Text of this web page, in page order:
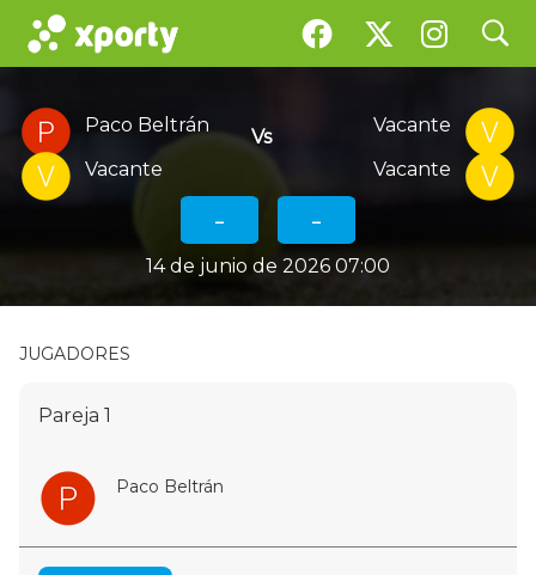
search
Partido de Pádel
Participar
Partido de Pádel
Paco Beltrán
Vacante
Vs
Vacante
Vacante
- -
14 de junio de 2026 07:00
JUGADORES
Pareja 1
Paco Beltrán